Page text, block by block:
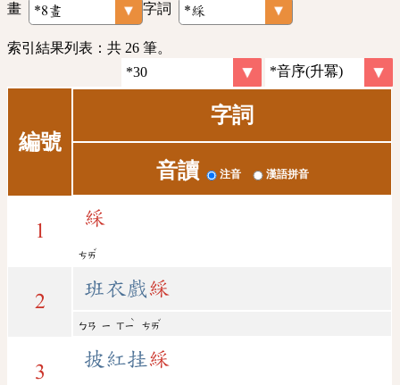
畫
字詞
索引結果列表：共 26 筆。
編號
字詞
音讀 注音 漢語拼音
1
綵
ㄘㄞ
ˇ
2
班衣戲綵
ㄅㄢ ㄧ ㄒㄧ
ˋ
ㄘㄞ
ˇ
3
披紅挂綵